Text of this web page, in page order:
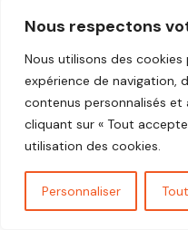
Nous respectons
Nous utilisons des
expérience de navigation,
contenus personnalisés et
cliquant sur « Tout
utilisation des cookies.
Personnaliser